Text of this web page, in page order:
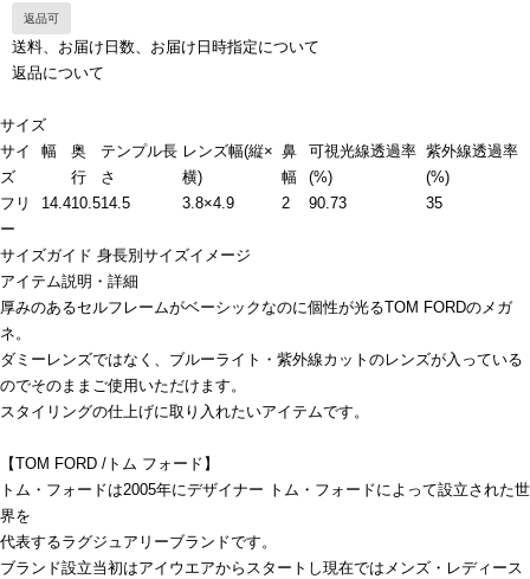
返品可
送料、お届け日数、お届け日時指定について
返品について
サイズ
サイ
ズ
幅
奥
行
テンプル長
さ
レンズ幅(縦×
横)
鼻
幅
可視光線透過率
(%)
紫外線透過率
(%)
フリ
ー
14.410.514.5 3.8×4.9 2 90.73 35
サイズガイド 身長別サイズイメージ
アイテム説明・詳細
厚みのあるセルフレームがベーシックなのに個性が光るTOM FORDのメガ
ネ。
ダミーレンズではなく、ブルーライト・紫外線カットのレンズが入っている
のでそのままご使用いただけます。
スタイリングの仕上げに取り入れたいアイテムです。
【TOM FORD /トム フォード】
トム・フォードは2005年にデザイナー トム・フォードによって設立された世
界を
代表するラグジュアリーブランドです。
ブランド設立当初はアイウエアからスタートし現在ではメンズ・レディース